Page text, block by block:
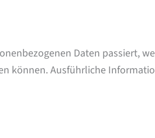
Daten passiert,
können. Ausführliche